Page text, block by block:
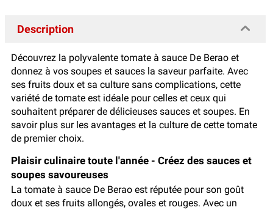
Description
Découvrez la polyvalente tomate à sauce De Berao et
donnez à vos soupes et sauces la saveur parfaite. Avec
ses fruits doux et sa culture sans complications, cette
variété de tomate est idéale pour celles et ceux qui
souhaitent préparer de délicieuses sauces et soupes. En
savoir plus sur les avantages et la culture de cette tomate
de premier choix.
Plaisir culinaire toute l'année - Créez des sauces et
soupes savoureuses
La tomate à sauce De Berao est réputée pour son goût
doux et ses fruits allongés, ovales et rouges. Avec un